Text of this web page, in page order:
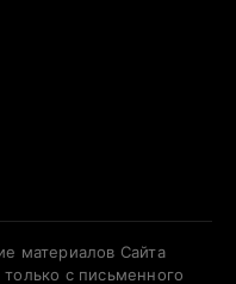
материалов Сайта
с письменного